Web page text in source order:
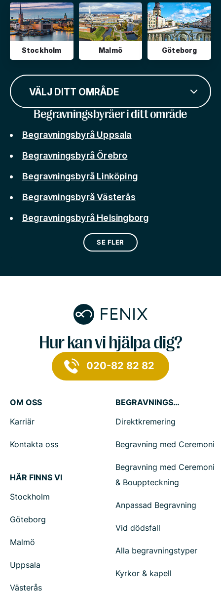
Stockholm Malmö Göteborg
VÄLJ DITT OMRÅDE
Begravningsbyråer i ditt område
Begravningsbyrå Uppsala
Begravningsbyrå Örebro
Begravningsbyrå Linköping
Begravningsbyrå Västerås
Begravningsbyrå Helsingborg
SE FLER
Hur kan vi hjälpa dig?
020-82 82 82
OM OSS
Karriär
Kontakta oss
HÄR FINNS VI
Stockholm
Göteborg
Malmö
Uppsala
Västerås
BEGRAVNINGSTJÄNSTER
Direktkremering
Begravning med Ceremoni
Begravning med Ceremoni
& Bouppteckning
Anpassad Begravning
Vid dödsfall
Alla begravningstyper
Kyrkor & kapell